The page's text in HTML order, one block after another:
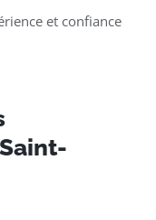
et confiance